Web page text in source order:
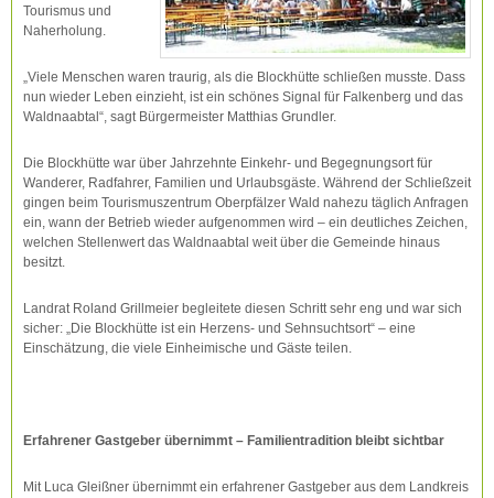
Tourismus und
Naherholung.
„Viele Menschen waren traurig, als die Blockhütte schließen musste. Dass
nun wieder Leben einzieht, ist ein schönes Signal für Falkenberg und das
Waldnaabtal“, sagt Bürgermeister Matthias Grundler.
Die Blockhütte war über Jahrzehnte Einkehr- und Begegnungsort für
Wanderer, Radfahrer, Familien und Urlaubsgäste. Während der Schließzeit
gingen beim Tourismuszentrum Oberpfälzer Wald nahezu täglich Anfragen
ein, wann der Betrieb wieder aufgenommen wird – ein deutliches Zeichen,
welchen Stellenwert das Waldnaabtal weit über die Gemeinde hinaus
besitzt.
Landrat Roland Grillmeier begleitete diesen Schritt sehr eng und war sich
sicher: „Die Blockhütte ist ein Herzens- und Sehnsuchtsort“ – eine
Einschätzung, die viele Einheimische und Gäste teilen.
Erfahrener Gastgeber übernimmt – Familientradition bleibt sichtbar
Mit Luca Gleißner übernimmt ein erfahrener Gastgeber aus dem Landkreis